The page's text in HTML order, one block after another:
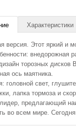
Характеристики
версия. Этот яркий и
внедорожная
торозных дисков
ось маятника.
головной свет,
лапка тормоза и
предлагающий
во всем мире.